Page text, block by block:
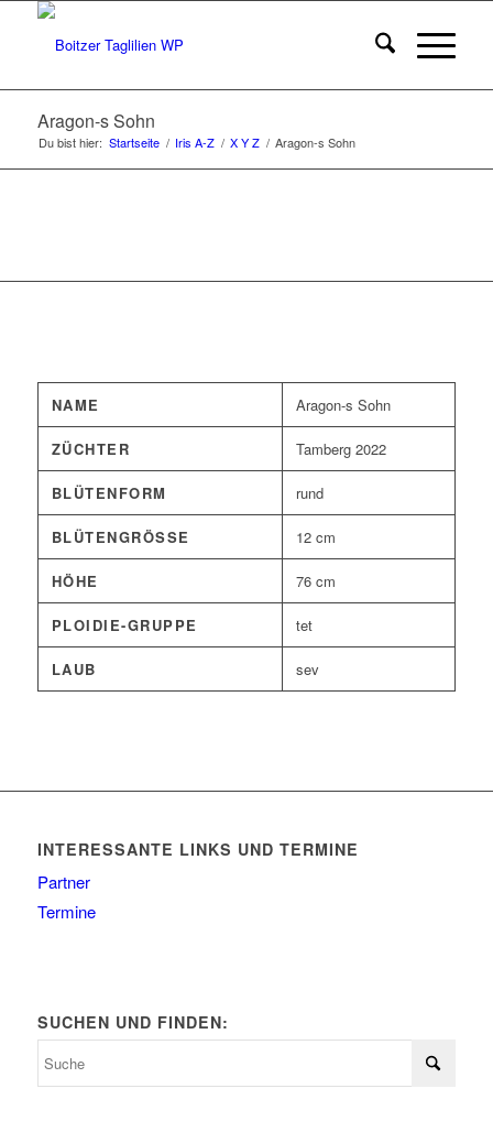
Aragon-s Sohn
Du bist hier: Startseite / Iris A-Z / X Y Z / Aragon-s Sohn
NAME Aragon-s Sohn
ZÜCHTER Tamberg 2022
BLÜTENFORM rund
BLÜTENGRÖSSE 12 cm
HÖHE 76 cm
PLOIDIE-GRUPPE tet
LAUB sev
INTERESSANTE LINKS UND TERMINE
Partner
Termine
SUCHEN UND FINDEN: